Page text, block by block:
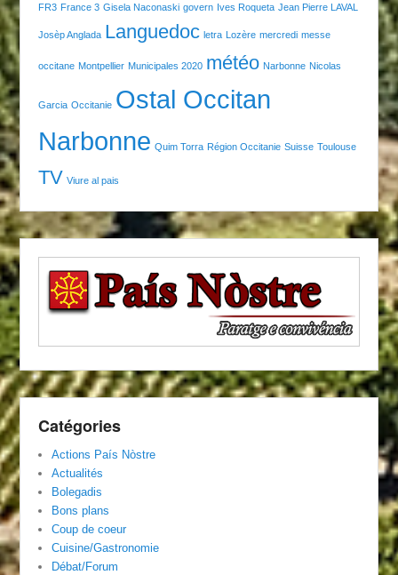
FR3 France 3 Gisela Naconaski govern Ives Roqueta Jean Pierre LAVAL
Josèp Anglada Languedoc letra Lozère mercredi messe
occitane Montpellier Municipales 2020 météo Narbonne Nicolas
Garcia Occitanie Ostal Occitan
Narbonne Quim Torra Région Occitanie Suisse Toulouse
TV Viure al pais
Catégories
Actions País Nòstre
Actualités
Bolegadis
Bons plans
Coup de coeur
Cuisine/Gastronomie
Débat/Forum